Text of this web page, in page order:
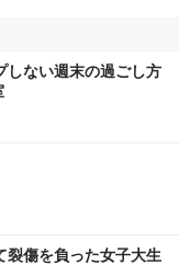
しない週末の過ごし方
裂傷を負った女子大生